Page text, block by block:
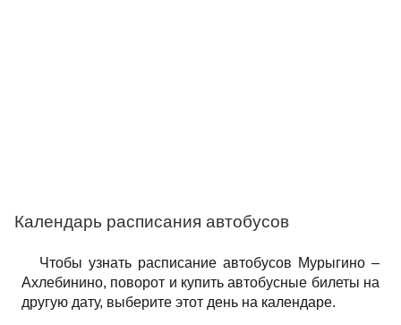
Календарь расписания автобусов
Чтобы узнать расписание автобусов Мурыгино –
Ахлебинино, поворот и купить автобусные билеты на
другую дату, выберите этот день на календаре.